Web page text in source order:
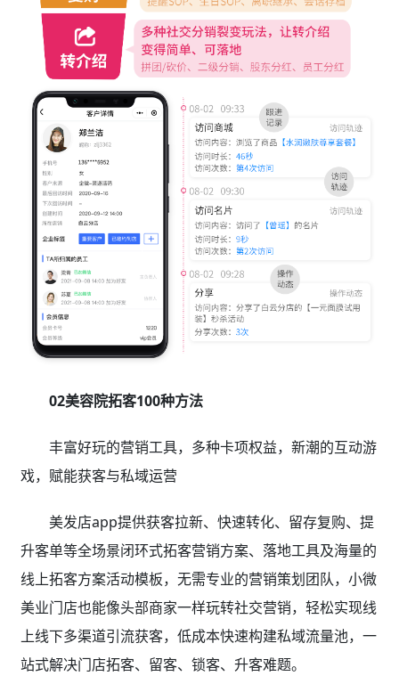
02美容院拓客100种方法
丰富好玩的营销工具，多种卡项权益，新潮的互动游
戏，赋能获客与私域运营
美发店app提供获客拉新、快速转化、留存复购、提
升客单等全场景闭环式拓客营销方案、落地工具及海量的
线上拓客方案活动模板，无需专业的营销策划团队，小微
美业门店也能像头部商家一样玩转社交营销，轻松实现线
上线下多渠道引流获客，低成本快速构建私域流量池，一
站式解决门店拓客、留客、锁客、升客难题。